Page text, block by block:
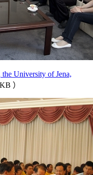
University of Jena,
）